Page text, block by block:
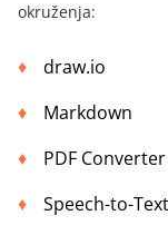
okruženja:
draw.io
Markdown
PDF Converter
Speech-to-Text